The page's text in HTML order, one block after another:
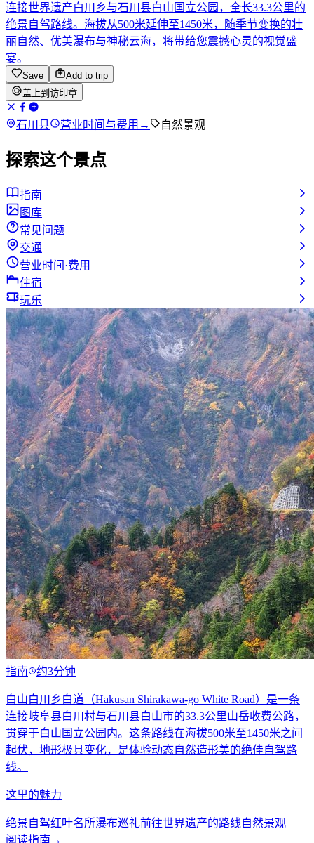
连接世界遗产白川乡与石川县白山国立公园，全长33.3公里的
绝景自驾路线。海拔从500米延伸至1450米，随季节变换的壮
丽自然、优美瀑布与神秘云海，将带给您震撼心灵的视觉盛
宴。
Save
Add to trip
盖上到访印章
石川县 营业时间与费用 → 自然景观
探索这个景点
指南
图库
常见问题
交通
营业时间·费用
住宿
玩乐
指南 约3分钟
白山白川乡白道（Hakusan Shirakawa-go White Road）是一条
连接岐阜县白川村与石川县白山市的33.3公里山岳收费公路，
贯穿于白山国立公园内。这条路线在海拔500米至1450米之间
起伏，地形极具变化，是体验动态自然造形美的绝佳自驾路
线。
这里的魅力
绝景自驾红叶名所瀑布巡礼前往世界遗产的路线自然景观
阅读指南 →